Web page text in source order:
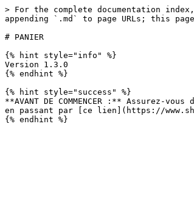
> For the complete documentation
appending `.md` to page URLs; this
# PANIER
{% hint style="info" %}
Version 1.3.0
{% endhint %}
{% hint style="success" %}
**AVANT DE COMMENCER :**
en passant par [ce lien](https://